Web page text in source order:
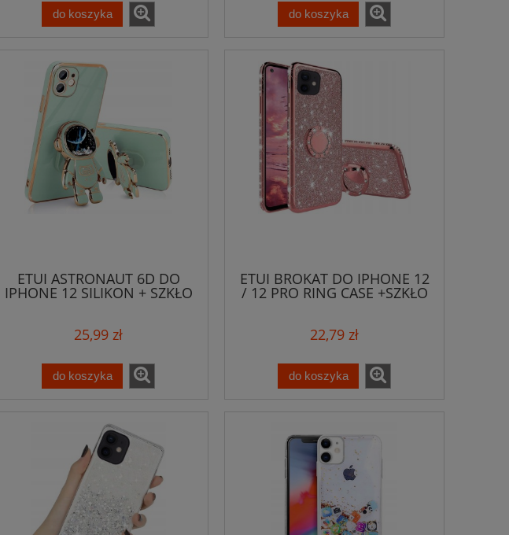
do koszyka do koszyka
ETUI ASTRONAUT 6D DO
IPHONE 12 SILIKON + SZKŁO
25,99 zł
do koszyka
ETUI BROKAT DO IPHONE 12
/ 12 PRO RING CASE +SZKŁO
22,79 zł
do koszyka